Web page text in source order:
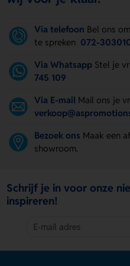
Via telefoon Bel ons
te spreken 072-
Via Whatsapp Stel je
745 109
Via E-mail Mail ons je
Bezoek ons Maak een
showroom.
Schrijf je in voor onze
inspireren!